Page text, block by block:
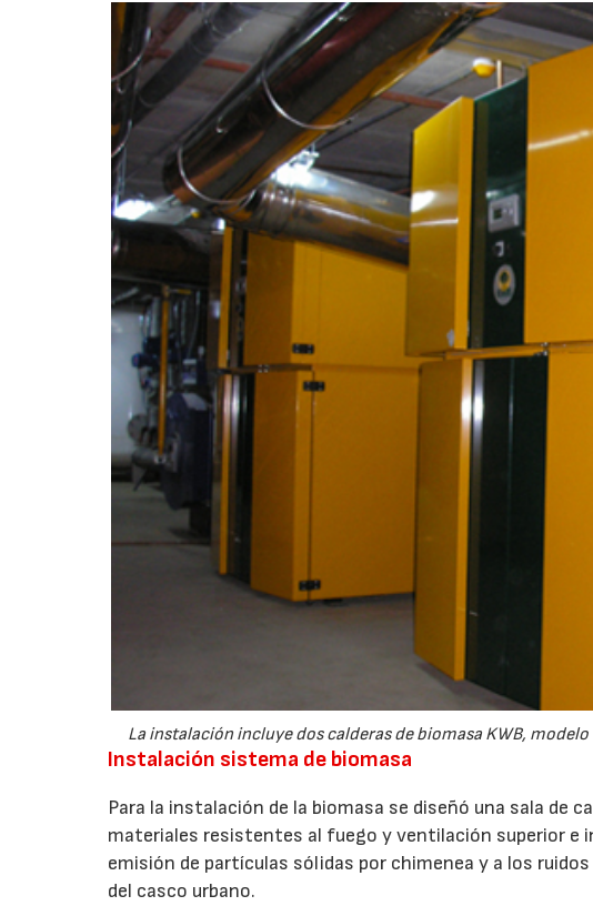
La instalación incluye dos calderas de biomasa KWB,
Instalación sistema de biomasa
Para la instalación de la biomasa se diseñó una sala de
materiales resistentes al fuego y ventilación superior e
emisión de partículas sólidas por chimenea y a los
del casco urbano.